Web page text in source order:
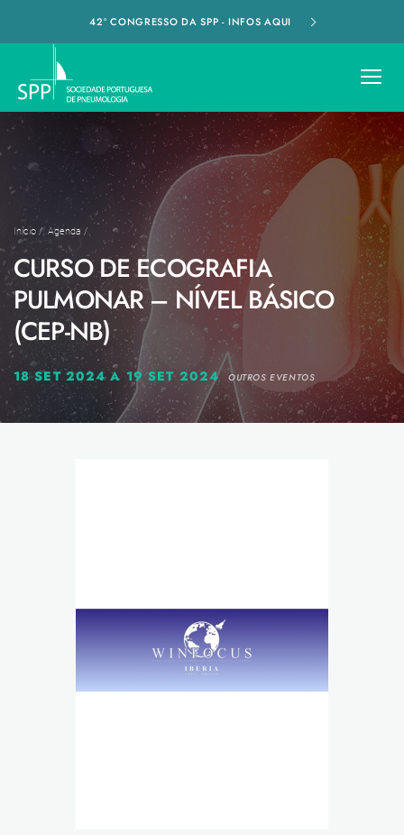
42º CONGRESSO DA SPP - INFOS AQUI
Início / Agenda /
CURSO DE ECOGRAFIA
PULMONAR – NÍVEL BÁSICO
(CEP-NB)
18 SET 2024 A 19 SET 2024 OUTROS EVENTOS